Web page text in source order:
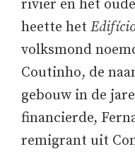
rivier en het
heette het
volksmond
Coutinho, de
gebouw in de
financierde,
remigrant uit